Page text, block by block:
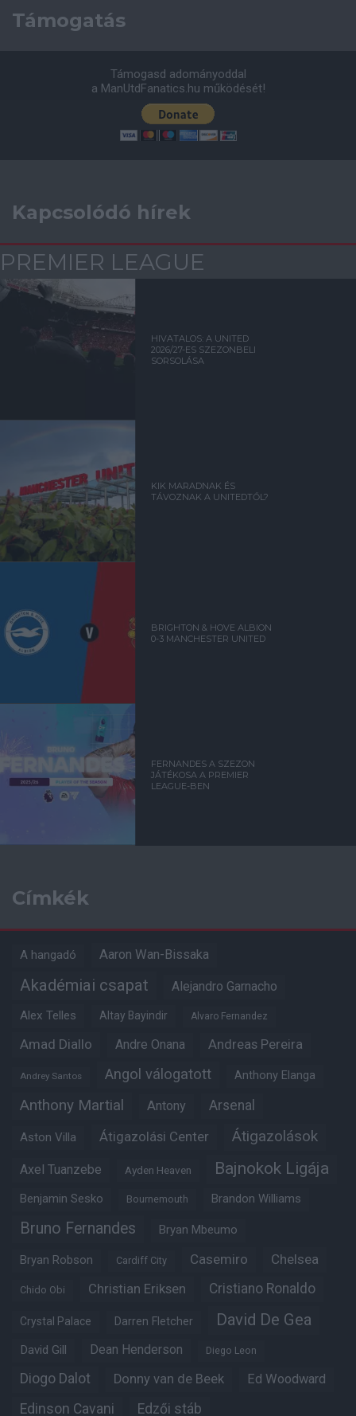
Támogatás
Támogasd adományoddal
a ManUtdFanatics.hu működését!
Kapcsolódó hírek
PREMIER LEAGUE
HIVATALOS: A UNITED
2026/27-ES SZEZONBELI
SORSOLÁSA
KIK MARADNAK ÉS
TÁVOZNAK A UNITEDTŐL?
BRIGHTON & HOVE ALBION
0-3 MANCHESTER UNITED
FERNANDES A SZEZON
JÁTÉKOSA A PREMIER
LEAGUE-BEN
Címkék
A hangadó Aaron Wan-Bissaka
Akadémiai csapat Alejandro Garnacho
Alex Telles Altay Bayindir Alvaro Fernandez
Amad Diallo Andre Onana Andreas Pereira
Andrey Santos Angol válogatott Anthony Elanga
Anthony Martial Antony Arsenal
Aston Villa Átigazolási Center Átigazolások
Axel Tuanzebe Ayden Heaven Bajnokok Ligája
Benjamin Sesko Bournemouth Brandon Williams
Bruno Fernandes Bryan Mbeumo
Bryan Robson Cardiff City Casemiro Chelsea
Chido Obi Christian Eriksen Cristiano Ronaldo
Crystal Palace Darren Fletcher David De Gea
David Gill Dean Henderson Diego Leon
Diogo Dalot Donny van de Beek Ed Woodward
Edinson Cavani Edzői stáb